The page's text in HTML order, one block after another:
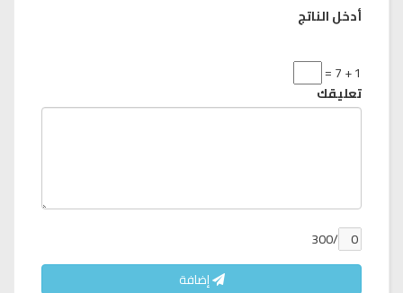
أدخل الناتج
1 + 7 =
تعليقك
/300
إضافة